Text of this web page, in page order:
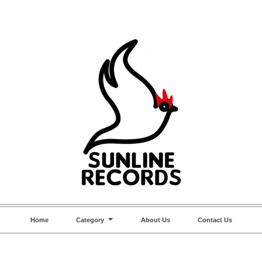
Home Category About Us Contact Us